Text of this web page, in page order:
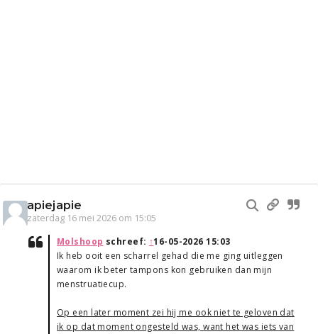
apiejapie
zaterdag 16 mei 2026 om 15:05
Molshoop schreef: ↑16-05-2026 15:03
Ik heb ooit een scharrel gehad die me ging uitleggen
waarom ik beter tampons kon gebruiken dan mijn
menstruatiecup.
Op een later moment zei hij me ook niet te geloven dat
ik op dat moment ongesteld was, want het was iets van